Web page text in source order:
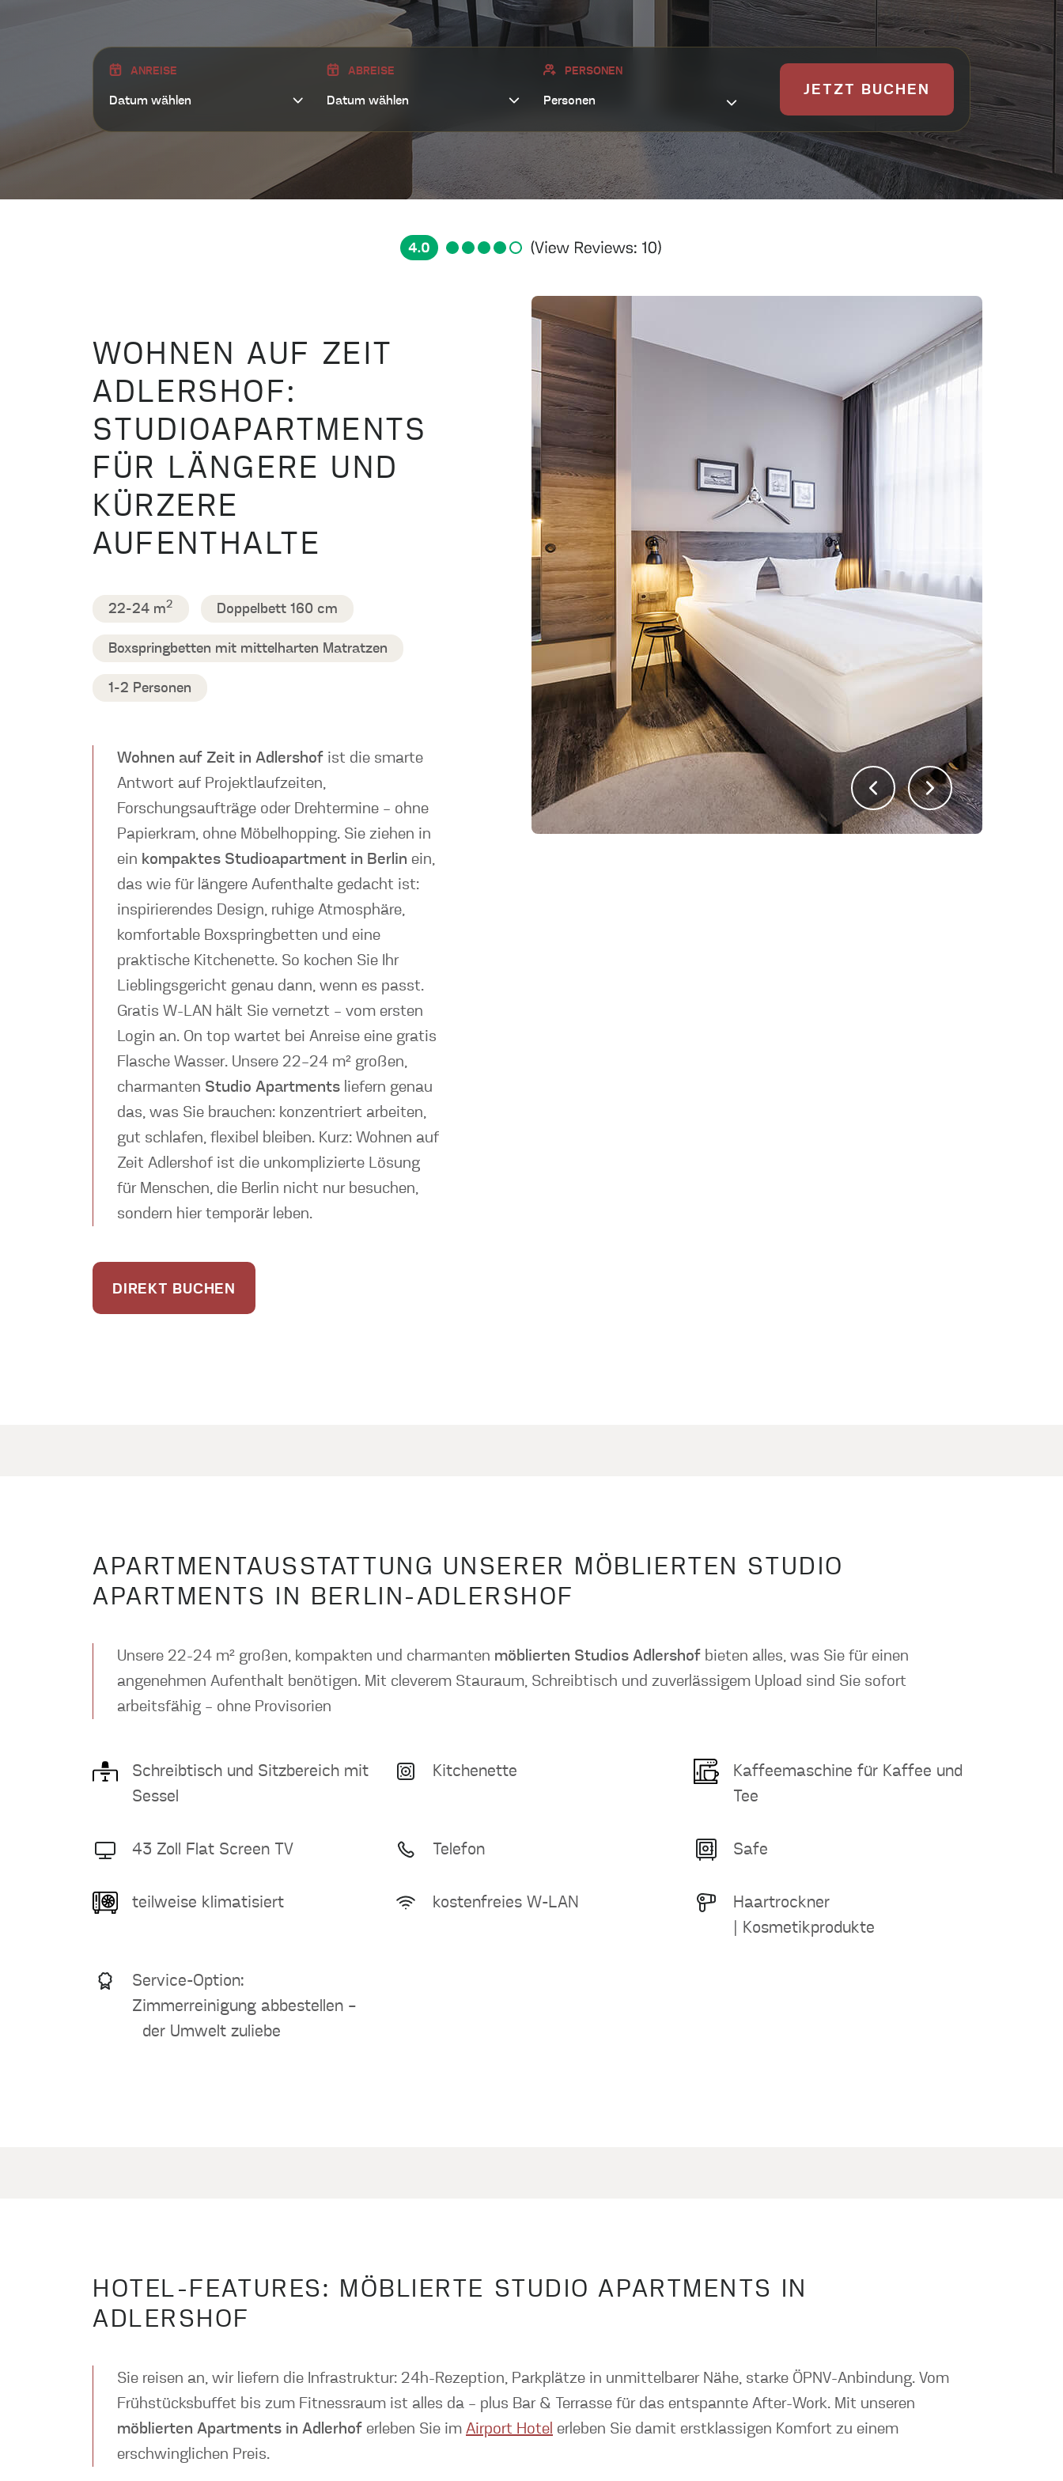
NEURO BAR ADLERSHOF
TAGUNGSRÄUME
UNTERNEHMEN
ANREISE ABREISE PERSONEN
Personen
WOHNEN AUF ZEIT
ADLERSHOF:
STUDIOAPARTMENTS
FÜR LÄNGERE UND
KÜRZERE
AUFENTHALTE
22-24 m2 Doppelbett 160 cm
Boxspringbetten mit mittelharten Matratzen
1-2 Personen
Wohnen auf Zeit in Adlershof ist die smarte
Antwort auf Projektlaufzeiten,
Forschungsaufträge oder Drehtermine – ohne
Papierkram, ohne Möbelhopping. Sie ziehen in
ein kompaktes Studioapartment in Berlin ein,
das wie für längere Aufenthalte gedacht ist:
inspirierendes Design, ruhige Atmosphäre,
komfortable Boxspringbetten und eine
praktische Kitchenette. So kochen Sie Ihr
Lieblingsgericht genau dann, wenn es passt.
Gratis W-LAN hält Sie vernetzt – vom ersten
Login an. On top wartet bei Anreise eine gratis
Flasche Wasser. Unsere 22–24 m² großen,
charmanten Studio Apartments liefern genau
das, was Sie brauchen: konzentriert arbeiten,
gut schlafen, flexibel bleiben. Kurz: Wohnen auf
Zeit Adlershof ist die unkomplizierte Lösung
für Menschen, die Berlin nicht nur besuchen,
sondern hier temporär leben.
DIREKT BUCHEN
APARTMENTAUSSTATTUNG UNSERER MÖBLIERTEN STUDIO
APARTMENTS IN BERLIN-ADLERSHOF
Unsere 22-24 m² großen, kompakten und charmanten möblierten Studios Adlershof bieten alles, was Sie für einen
angenehmen Aufenthalt benötigen. Mit cleverem Stauraum, Schreibtisch und zuverlässigem Upload sind Sie sofort
arbeitsfähig – ohne Provisorien
Schreibtisch und Sitzbereich mit
Sessel
Kitchenette
Kaffeemaschine für Kaffee und
Tee
43 Zoll Flat Screen TV Telefon Safe
teilweise klimatisiert kostenfreies W-LAN
Haartrockner
| Kosmetikprodukte
Service-Option:
Zimmerreinigung abbestellen –
der Umwelt zuliebe
HOTEL-FEATURES: MÖBLIERTE STUDIO APARTMENTS IN
ADLERSHOF
Sie reisen an, wir liefern die Infrastruktur: 24h-Rezeption, Parkplätze in unmittelbarer Nähe, starke ÖPNV-Anbindung. Vom
Frühstücksbuffet bis zum Fitnessraum ist alles da – plus Bar & Terrasse für das entspannte After-Work. Mit unseren
möblierten Apartments in Adlerhof erleben Sie im Airport Hotel erleben Sie damit erstklassigen Komfort zu einem
erschwinglichen Preis.